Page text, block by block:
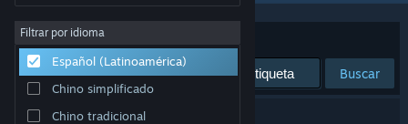
Acerca de
Soporte
Cambiar idioma
Filtrar por idioma
Español (Latinoamérica)
Chino simplificado
Chino tradicional
Ordenar por Relevancia
Buscar
2 resultado(s) coinciden con la búsqueda.